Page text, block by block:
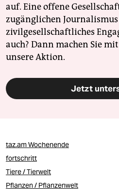
auf. Eine offene
zugänglichen
zivilgesellschaftliches
auch? Dann machen Sie
unsere Aktion.
Jetzt
taz.am Wochenende
fortschritt
Tiere / Tierwelt
Pflanzen / Pflanzenwelt